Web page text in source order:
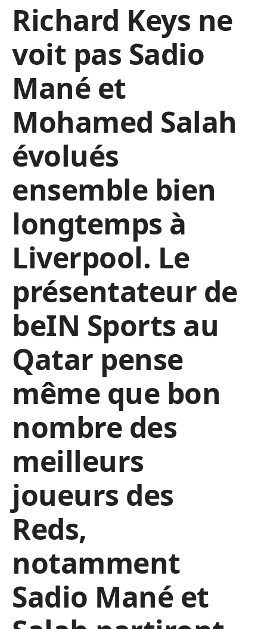
Richard Keys ne
voit pas Sadio
Mané et
Mohamed Salah
évolués
ensemble bien
longtemps à
Liverpool. Le
présentateur de
beIN Sports au
Qatar pense
même que bon
nombre des
meilleurs
joueurs des
Reds,
notamment
Sadio Mané et